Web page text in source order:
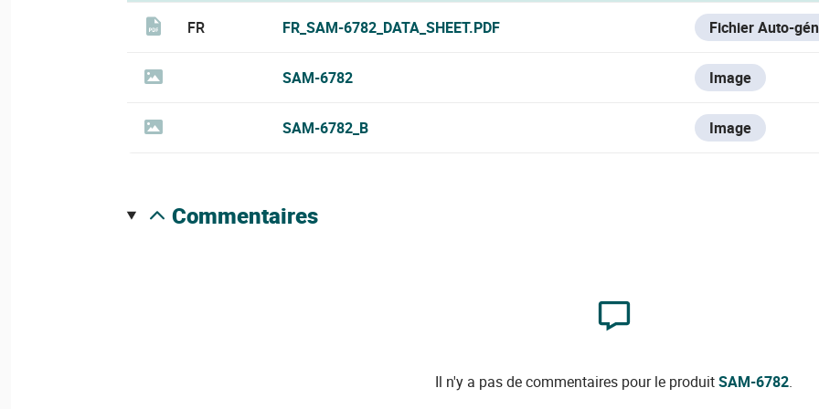
FR FR_SAM-6782_DATA_SHEET.PDF Fichier Auto-
SAM-6782 Image
SAM-6782_B Image
commentaires
Il n'y a pas de commentaires pour le produitSAM-6782.